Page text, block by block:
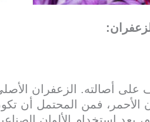
على أصالته. الزعفران
الأحمر، فمن المحتمل أن